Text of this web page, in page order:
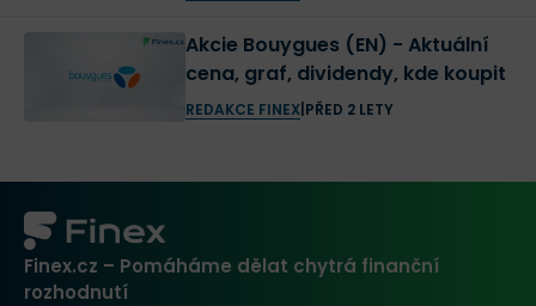
Akcie Bouygues (EN) - Aktuální
cena, graf, dividendy, kde koupit
REDAKCE FINEX| PŘED 2 LETY
Finex.cz – Pomáháme dělat chytrá finanční
rozhodnutí